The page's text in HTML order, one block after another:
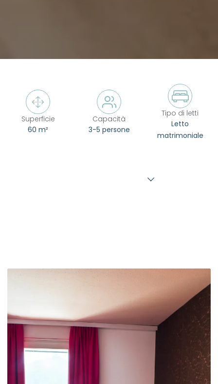

Superficie
60 m²

Capacità
3-5 persone

Tipo di letti
Letto
matrimoniale